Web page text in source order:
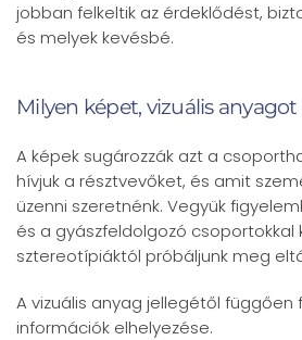
jobban felkeltik az érdeklődést,
és melyek kevésbé.
Milyen képet, vizuális
A képek sugározzák azt a
hívjuk a résztvevőket, és amit
üzenni szeretnénk. Vegyük
és a gyászfeldolgozó csoportokkal
sztereotípiáktól próbáljunk meg
A vizuális anyag jellegétől függően
információk elhelyezése.